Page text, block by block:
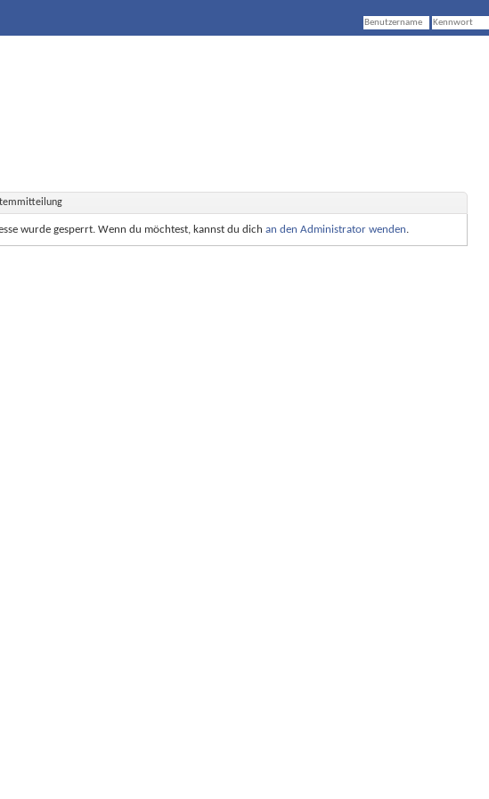
wurde gesperrt. Wenn du möchtest, kannst du dich an den Administrator wenden.